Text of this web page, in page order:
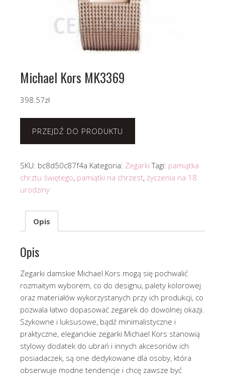
Michael Kors MK3369
398.57zł
PRZEJDŹ DO PRODUKTU
SKU: bc8d50c87f4a Kategoria: Zegarki Tagi: pamiątka
chrztu świętego, pamiątki na chrzest, życzenia na 18
urodziny
Opis
Opis
Zegarki damskie Michael Kors mogą się pochwalić
rozmaitym wyborem, co do designu, palety kolorowej
oraz materiałów wykorzystanych przy ich produkcji, co
pozwala łatwo dopasować zegarek do dowolnej okazji.
Szykowne i luksusowe, bądź minimalistyczne i
praktyczne, eleganckie zegarki Michael Kors stanowią
stylowy dodatek do ubrań i innych akcesoriów ich
posiadaczek, są one dedykowane dla osoby, która
obserwuje modne tendencje i chcę zawsze być